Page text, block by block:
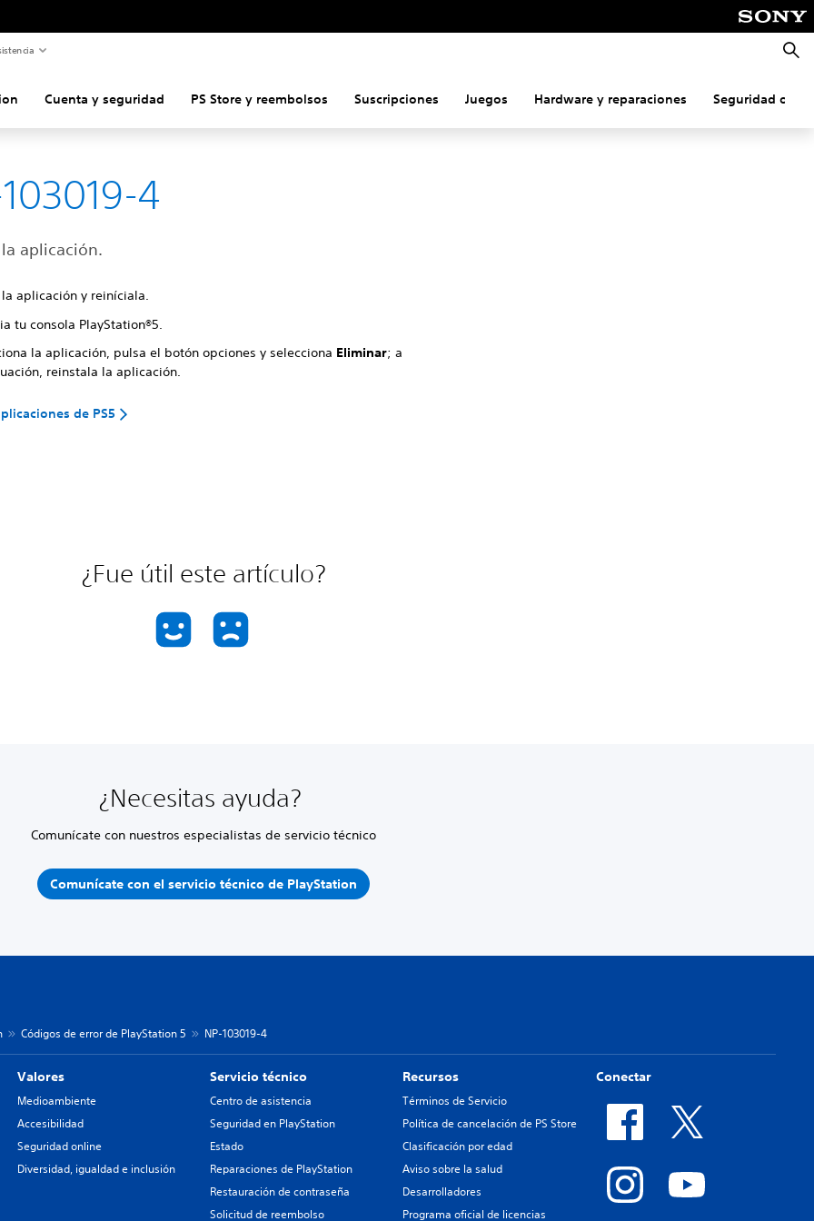
Cuenta y seguridad PS Store y reembolsos Suscripciones Juegos Hardware y reparaciones Seguridad
4
aplicación.
la aplicación y reiníciala.
tu consola PlayStation®5.
la aplicación, pulsa el botón opciones y selecciona Eliminar; a
reinstala la aplicación.
de PS5
¿Fue útil este artículo?
¿Necesitas ayuda?
Comunícate con nuestros especialistas de servicio técnico
Comunícate con el servicio técnico de PlayStation
Códigos de error de PlayStation 5 NP-103019-4
Valores
Medioambiente
Accesibilidad
Seguridad online
Diversidad, igualdad e inclusión
Servicio técnico
Centro de asistencia
Seguridad en PlayStation
Estado
Reparaciones de PlayStation
Restauración de contraseña
Solicitud de reembolso
Recursos
Términos de Servicio
Política de cancelación de PS Store
Clasificación por edad
Aviso sobre la salud
Desarrolladores
Programa oficial de licencias
Conectar